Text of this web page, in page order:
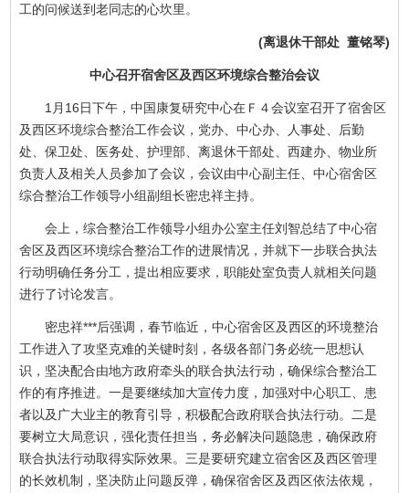
工的问候送到老同志的心坎里。
(离退休干部处 董铭琴)
中心召开宿舍区及西区环境综合整治会议
1月16日下午，中国康复研究中心在Ｆ４会议室召开了宿舍区
及西区环境综合整治工作会议，党办、中心办、人事处、后勤
处、保卫处、医务处、护理部、离退休干部处、西建办、物业所
负责人及相关人员参加了会议，会议由中心副主任、中心宿舍区
综合整治工作领导小组副组长密忠祥主持。
会上，综合整治工作领导小组办公室主任刘智总结了中心宿
舍区及西区环境综合整治工作的进展情况，并就下一步联合执法
行动明确任务分工，提出相应要求，职能处室负责人就相关问题
进行了讨论发言。
密忠祥***后强调，春节临近，中心宿舍区及西区的环境整治
工作进入了攻坚克难的关键时刻，各级各部门务必统一思想认
识，坚决配合由地方政府牵头的联合执法行动，确保综合整治工
作的有序推进。一是要继续加大宣传力度，加强对中心职工、患
者以及广大业主的教育引导，积极配合政府联合执法行动。二是
要树立大局意识，强化责任担当，务必解决问题隐患，确保政府
联合执法行动取得实际效果。三是要研究建立宿舍区及西区管理
的长效机制，坚决防止问题反弹，确保宿舍区及西区依法依规，